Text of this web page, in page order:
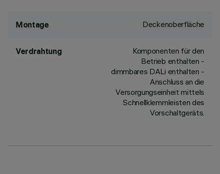
Montage Deckenoberfläche
Verdrahtung
Komponenten für den
Betrieb enthalten -
dimmbares DALi enthalten -
Anschluss an die
Versorgungseinheit mittels
Schnellklemmleisten des
Vorschaltgeräts.